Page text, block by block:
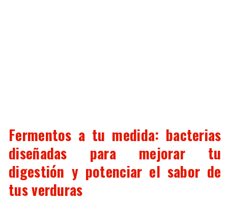
Fermentos a tu medida: bacterias
diseñadas para mejorar tu
digestión y potenciar el sabor de
tus verduras